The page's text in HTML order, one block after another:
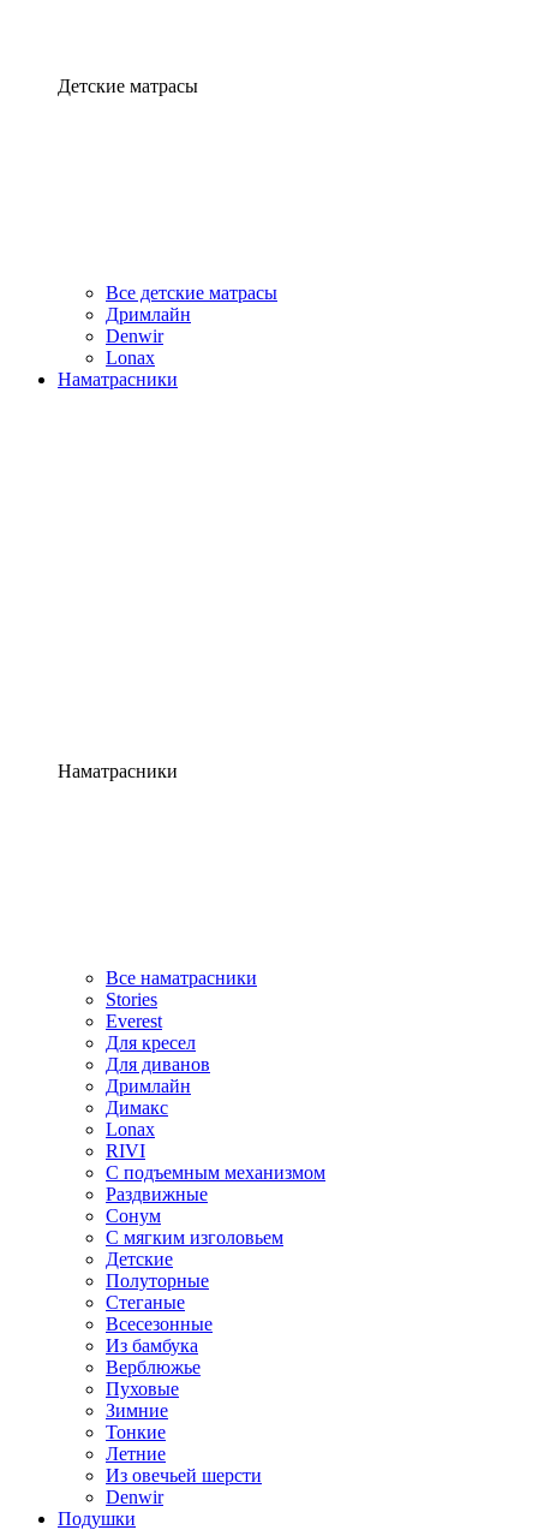
Детские матрасы
Все детские матрасы
Дримлайн
Denwir
Lonax
Наматрасники
Наматрасники
Все наматрасники
Stories
Everest
Для кресел
Для диванов
Дримлайн
Димакс
Lonax
RIVI
С подъемным механизмом
Раздвижные
Сонум
С мягким изголовьем
Детские
Полуторные
Стеганые
Всесезонные
Из бамбука
Верблюжье
Пуховые
Зимние
Тонкие
Летние
Из овечьей шерсти
Denwir
Подушки